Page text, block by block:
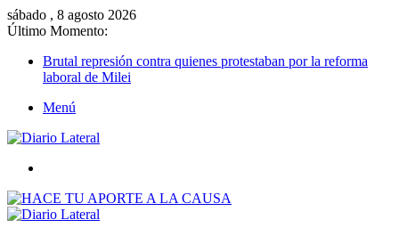
sábado , 8 agosto 2026
Último Momento:
Brutal represión contra quienes protestaban por la reforma
laboral de Milei
Menú